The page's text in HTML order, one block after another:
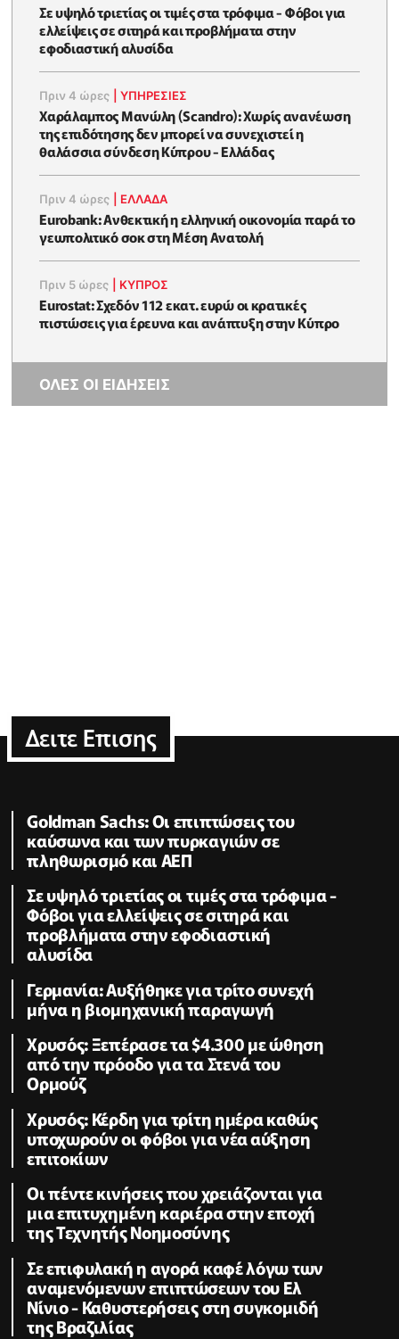
Σε υψηλό τριετίας οι τιμές στα τρόφιμα - Φόβοι για
ελλείψεις σε σιτηρά και προβλήματα στην
εφοδιαστική αλυσίδα
Πριν 4 ώρες |ΥΠΗΡΕΣΙΕΣ
Χαράλαμπος Μανώλη (Scandro): Χωρίς ανανέωση
της επιδότησης δεν μπορεί να συνεχιστεί η
θαλάσσια σύνδεση Κύπρου - Ελλάδας
Πριν 4 ώρες ΕΛΛΆΔΑ
Eurobank: Ανθεκτική η ελληνική οικονομία παρά το
γεωπολιτικό σοκ στη Μέση Ανατολή
Πριν 5 ώρες ΚΥΠΡΟΣ
Eurostat: Σχεδόν 112 εκατ. ευρώ οι κρατικές
πιστώσεις για έρευνα και ανάπτυξη στην Κύπρο
ΟΛΕΣ ΟΙ ΕΙΔΗΣΕΙΣ
Δειτε Επισης
Goldman Sachs: Οι επιπτώσεις του
καύσωνα και των πυρκαγιών σε
πληθωρισμό και ΑΕΠ
Σε υψηλό τριετίας οι τιμές στα τρόφιμα -
Φόβοι για ελλείψεις σε σιτηρά και
προβλήματα στην εφοδιαστική
αλυσίδα
Γερμανία: Αυξήθηκε για τρίτο συνεχή
μήνα η βιομηχανική παραγωγή
Χρυσός: Ξεπέρασε τα $4.300 με ώθηση
από την πρόοδο για τα Στενά του
Ορμούζ
Χρυσός: Κέρδη για τρίτη ημέρα καθώς
υποχωρούν οι φόβοι για νέα αύξηση
επιτοκίων
Οι πέντε κινήσεις που χρειάζονται για
μια επιτυχημένη καριέρα στην εποχή
της Τεχνητής Νοημοσύνης
Σε επιφυλακή η αγορά καφέ λόγω των
αναμενόμενων επιπτώσεων του Ελ
Νίνιο - Καθυστερήσεις στη συγκομιδή
της Βραζιλίας